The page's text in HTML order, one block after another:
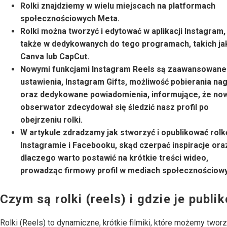
Rolki znajdziemy w wielu miejscach na platformach
społecznościowych Meta.
Rolki można tworzyć i edytować w aplikacji Instagram,
także w dedykowanych do tego programach, takich
Canva lub CapCut.
Nowymi funkcjami Instagram Reels są zaawansowane
ustawienia, Instagram Gifts, możliwość pobierania
oraz dedykowane powiadomienia, informujące, że
obserwator zdecydował się śledzić nasz profil po
obejrzeniu rolki.
W artykule zdradzamy jak stworzyć i opublikować
Instagramie i Facebooku, skąd czerpać inspiracje
dlaczego warto postawić na krótkie treści wideo,
prowadząc firmowy profil w mediach
Czym są rolki (reels) i gdzie je
Rolki (Reels) to dynamiczne, krótkie filmiki, które możemy